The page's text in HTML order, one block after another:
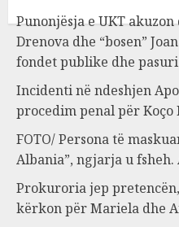
Punonjësja e UKT
Drenova dhe “bosen”
fondet publike dhe
Incidenti në ndeshjen
procedim penal për Koço
FOTO/ Persona të
Albania”, ngjarja u
Prokuroria jep
kërkon për Mariela dhe